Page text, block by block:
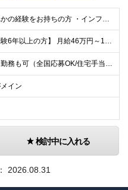
◆以下のいずれかの経験をお持ちの方 ・インフラ設計・構築の実務経験（オンプレ/クラウドどちらもOK） ・クラウド環境下での運用保守に関する実務経験 ◆学歴不問 ＜こんな方は特に歓迎します＞ ◎これま
【エンジニア経験6年以上の方】 月給46万円～100万円（固定残業代含む） ※上記月給には月30時間分の固定残業代（月8万7,400円～月19万円）を含む。超過分は全額支給。 【エンジニア経験4年以
★フルリモート勤務も可（全国応募OK/住宅手当を支給します） ※案件によって常駐が必要になる場合があります。 ※希望がない限り、転勤はありません ※U・Iターン歓迎 ★ルトラの社員は全国各地で活躍中
イン
検討中に入れる
2026.08.31